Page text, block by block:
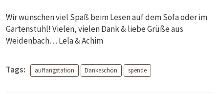
Wir wünschen viel Spaß beim Lesen auf dem Sofa oder im
Gartenstuhl! Vielen, vielen Dank & liebe Grüße aus
Weidenbach… Lela & Achim
Tags: auffangstation Dankeschön spende